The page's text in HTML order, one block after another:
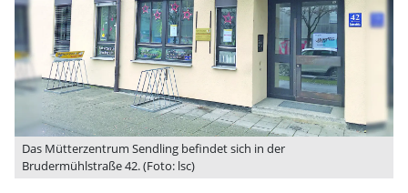
Das Mütterzentrum Sendling befindet sich in der
Brudermühlstraße 42. (Foto: lsc)